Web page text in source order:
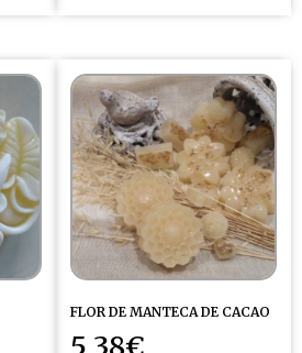
FLOR DE MANTECA DE CACAO